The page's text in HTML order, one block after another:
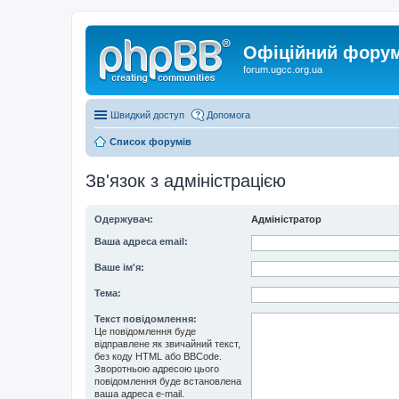
Офіційний форум
forum.ugcc.org.ua
Швидкий доступ Допомога
Список форумів
Зв'язок з адміністрацією
Одержувач: Адміністратор
Ваша адреса email:
Ваше ім'я:
Тема:
Текст повідомлення:
Це повідомлення буде
відправлене як звичайний текст,
без коду HTML або BBCode.
Зворотньою адресою цього
повідомлення буде встановлена
ваша адреса e-mail.